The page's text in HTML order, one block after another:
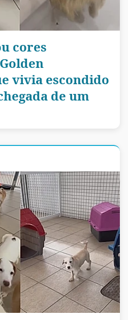
cores
vivia escondido
de um